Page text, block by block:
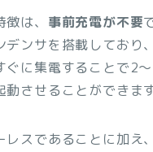
は、 事前充電が不要
デンサを搭載しており
ぐに集電することで2
させることができます
レスであることに加え